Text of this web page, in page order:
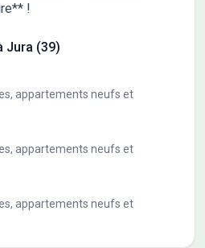
!
Jura (39)
appartements neufs et
appartements neufs et
appartements neufs et